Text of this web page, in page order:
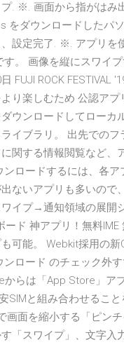
. ※. 画面から指がは
をダウンロードしたパ
設定完了. ※. アプリを
。 画像を縦にスワイ
FUJI ROCK
り楽しむため 公認ア
ウンロードしてローカ
イブラリ。 出先での
関する情報閲覧など
ロードするには、各
ないアプリも多いので
イプ→通知領域の展開
ード 神アプリ！無料
可能。 Webkit採用の
ロード のチェック外
からは「App Store」ア
SIMと組み合わせるこ
画面を縮小する「ピン
「スワイプ」、文字入